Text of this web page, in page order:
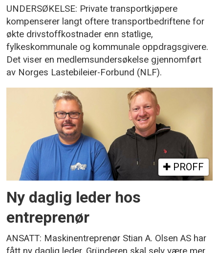
UNDERSØKELSE: Private transportkjøpere
kompenserer langt oftere transportbedriftene for
økte drivstoffkostnader enn statlige,
fylkeskommunale og kommunale oppdragsgivere.
Det viser en medlemsundersøkelse gjennomført
av Norges Lastebileier-Forbund (NLF).
PROFF
Ny daglig leder hos
entreprenør
ANSATT: Maskinentreprenør Stian A. Olsen AS har